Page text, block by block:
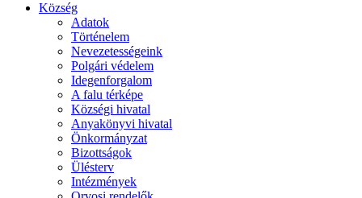
Község
Adatok
Történelem
Nevezetességeink
Polgári védelem
Idegenforgalom
A falu térképe
Községi hivatal
Anyakönyvi hivatal
Önkormányzat
Bizottságok
Ülésterv
Intézmények